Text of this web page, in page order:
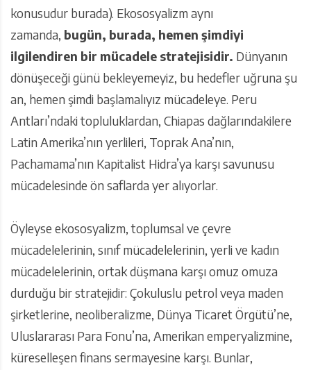
konusudur burada). Ekososyalizm aynı
zamanda, bugün, burada, hemen şimdiyi
ilgilendiren bir mücadele stratejisidir. Dünyanın
dönüşeceği günü bekleyemeyiz, bu hedefler uğruna şu
an, hemen şimdi başlamalıyız mücadeleye. Peru
Antları’ndaki topluluklardan, Chiapas dağlarındakilere
Latin Amerika’nın yerlileri, Toprak Ana’nın,
Pachamama’nın Kapitalist Hidra’ya karşı savunusu
mücadelesinde ön saflarda yer alıyorlar.
Öyleyse ekososyalizm, toplumsal ve çevre
mücadelelerinin, sınıf mücadelelerinin, yerli ve kadın
mücadelelerinin, ortak düşmana karşı omuz omuza
durduğu bir stratejidir: Çokuluslu petrol veya maden
şirketlerine, neoliberalizme, Dünya Ticaret Örgütü’ne,
Uluslararası Para Fonu’na, Amerikan emperyalizmine,
küreselleşen finans sermayesine karşı. Bunlar,